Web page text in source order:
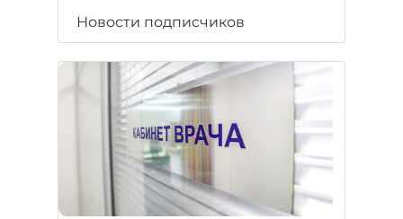
Новости подписчиков